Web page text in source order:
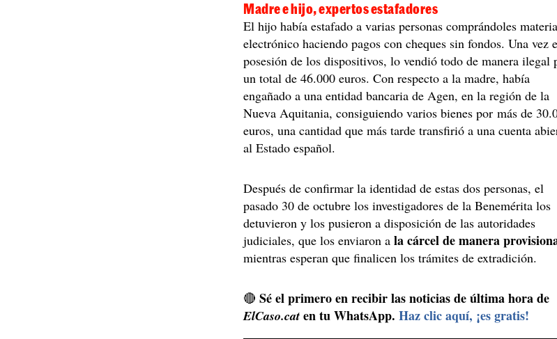
Madre e hijo, expertos estafadores
El hijo había estafado a varias personas comprándoles
electrónico haciendo pagos con cheques sin fondos. Una vez
posesión de los dispositivos, lo vendió todo de manera ilegal
un total de 46.000 euros. Con respecto a la madre, había
engañado a una entidad bancaria de Agen, en la región de la
Nueva Aquitania, consiguiendo varios bienes por más de
euros, una cantidad que más tarde transfirió a una cuenta
al Estado español.
Después de confirmar la identidad de estas dos personas, el
pasado 30 de octubre los investigadores de la Benemérita los
detuvieron y los pusieron a disposición de las autoridades
judiciales, que los enviaron ala cárcel de manera
mientras esperan que finalicen los trámites de extradición.
🔴Sé el primero en recibir las noticias de última hora de
ElCaso.cat en tu WhatsApp.Haz clic aquí, ¡es gratis!